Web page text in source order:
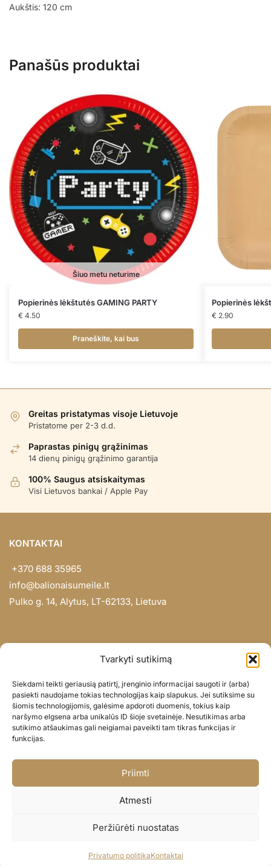
Tvarkyti sutikimą
Siekdami teikti geriausią patirtį, įrenginio informacijai saugoti ir (arba)
pasiekti naudojame tokias technologijas kaip slapukus. Jei sutiksime su
šiomis technologijomis, galėsime apdoroti duomenis, tokius kaip
naršymo elgsena arba unikalūs ID šioje svetainėje. Nesutikimas arba
sutikimo atšaukimas gali neigiamai paveikti tam tikras funkcijas ir
funkcijas.
Priimti
Atmesti
Peržiūrėti nuostatas
Privatumo politikaKontaktai
Aukštis: 120 cm
Panašūs produktai
Šiuo metu neturime
Popierinės lėkštutės GAMING PARTY
€ 4.50
Praneškite, kai bus
Popierinės
€ 2.90
Greitas pristatymas visoje Lietuvoje
Pristatome per 2-3 d.d.
Paprastas pinigų grąžinimas
14 dienų pinigų grąžinimo garantija
100% Saugus atsiskaitymas
Visi Lietuvos bankai / Apple Pay
KONTAKTAI
+370 688 35965
info@balionaisumeile.lt
Pulko g. 14, Alytus, LT-62133, Lietuva
Didmena
Darbų portfolio
Privatumo politika
Parduotuvės politika
© BALIONAISUMEILE 2024